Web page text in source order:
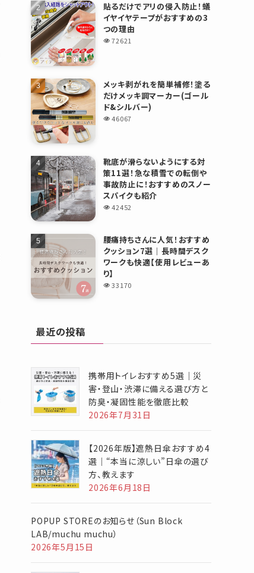
貼るだけでアリの侵入防止！蟻
イヤイヤテープがおすすめの3
つの理由
72621
メッキ剥がれを簡単補修！塗る
だけメッキ調マーカー(ゴール
ド&シルバー)
46067
靴底が滑らないようにする対
策11選！急な積雪での転倒や
事故防止に！おすすめのスノー
スパイクも紹介
42452
腰痛持ちさんに人気！おすすめ
クッション7選｜長時間デスク
ワークも快適【使用レビューあ
り】
33170
最近の投稿
携帯用トイレおすすめ5選｜災
害・登山・渋滞に備える選び方と
防臭・凝固性能を徹底比較
2026年7月31日
【2026年版】遮熱日傘おすすめ4
選｜“本当に涼しい”日傘の選び
方、教えます
2026年6月18日
POPUP STOREのお知らせ（Sun Block
LAB/muchu muchu）
2026年5月15日